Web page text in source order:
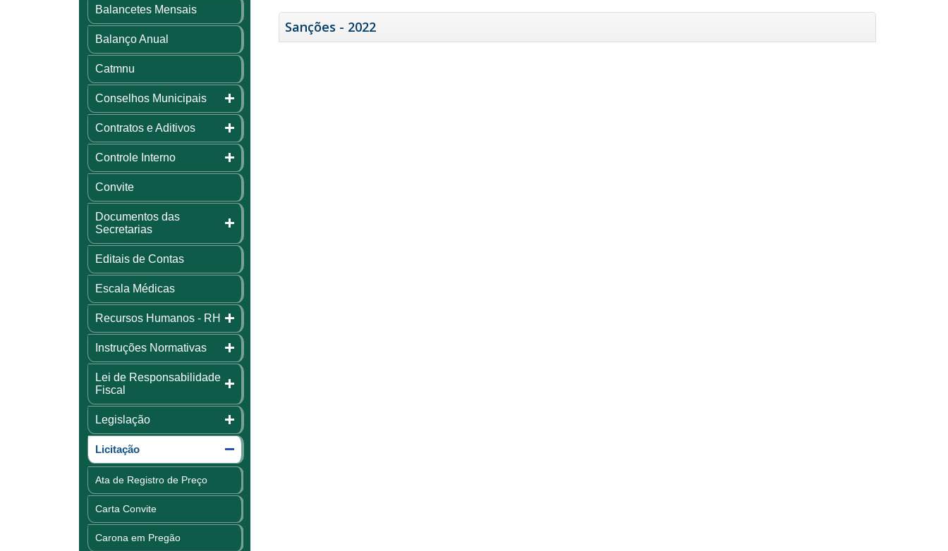
Balancetes Mensais
Balanço Anual
Catmnu
Conselhos Municipais
Contratos e Aditivos
Controle Interno
Convite
Documentos das
Secretarias
Editais de Contas
Escala Médicas
Recursos Humanos - RH
Instruções Normativas
Lei de Responsabilidade
Fiscal
Legislação
Licitação
Ata de Registro de Preço
Carta Convite
Carona em Pregão
Sanções - 2022